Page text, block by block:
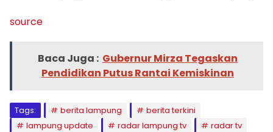
source
Baca Juga : Gubernur Mirza Tegaskan
Pendidikan Putus Rantai Kemiskinan
Tags: berita lampung
berita terkini
lampung update
radar lampung tv
radar tv